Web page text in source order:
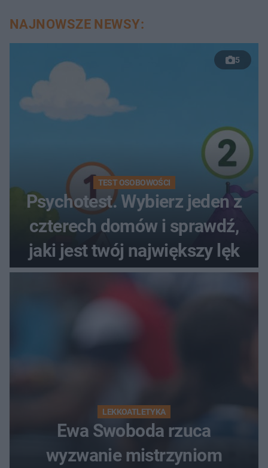
NAJNOWSZE NEWSY:
5
TEST OSOBOWOŚCI
Psychotest. Wybierz jeden z
czterech domów i sprawdź,
jaki jest twój największy lęk
LEKKOATLETYKA
Ewa Swoboda rzuca
wyzwanie mistrzyniom